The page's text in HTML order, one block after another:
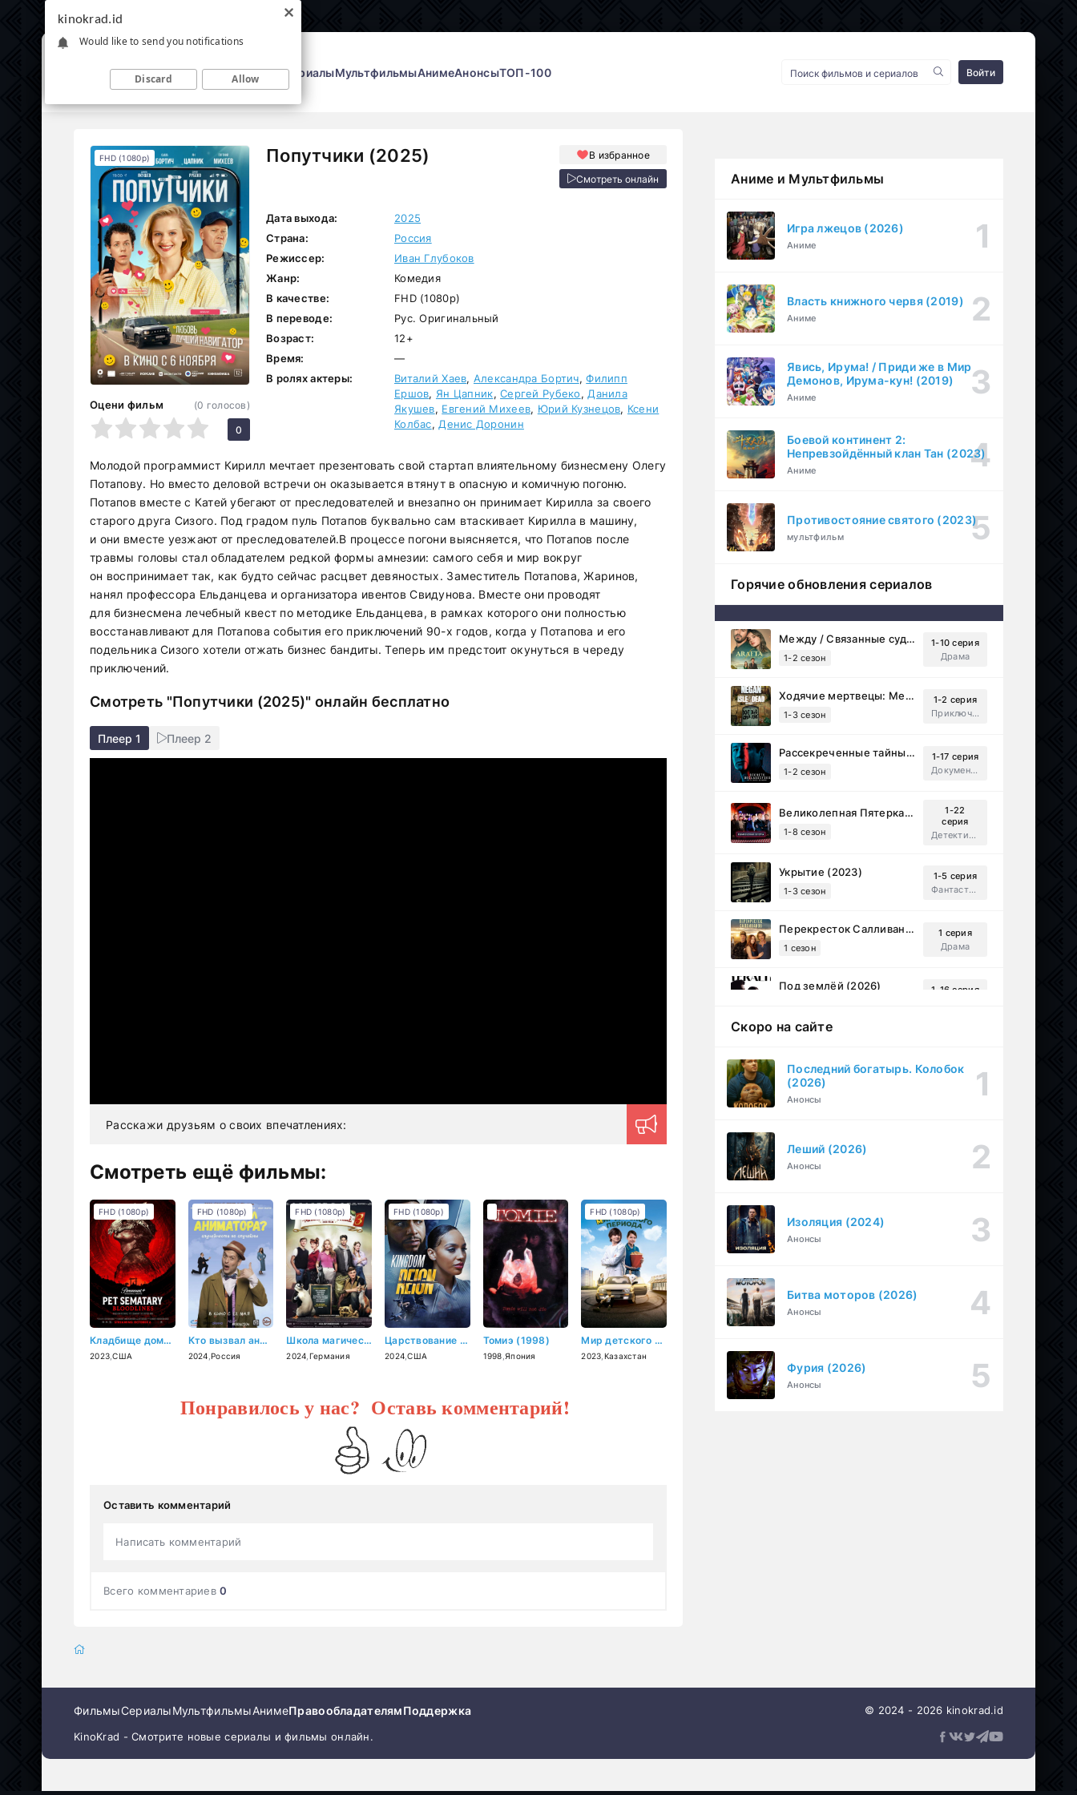
ФильмыСериалыМультфильмыАнимеАнонсыТОП-100 Войти
Попутчики (2025)
В избранное
Смотреть онлайн
FHD (1080p)
Оцени фильм
5
(0 голосов)
0
Дата выхода:
2025
Страна:
Россия
Режиссер:
Иван Глубоков
Жанр:
Комедия
В качестве:
FHD (1080p)
В переводе:
Рус. Оригинальный
Возраст:
12+
Время:
—
В ролях актеры:
Виталий Хаев, Александра Бортич,Филипп
Ершов, Ян Цапник,Сергей Рубеко, Данила
Якушев, Евгений Михеев, Юрий Кузнецов, Ксени
Колбас, Денис Доронин
Молодой программист Кирилл мечтает презентовать свой стартап влиятельному бизнесмену Олегу
Потапову. Но вместо деловой встречи он оказывается втянут в опасную и комичную погоню.
Потапов вместе с Катей убегают от преследователей и внезапно он принимает Кирилла за своего
старого друга Сизого. Под градом пуль Потапов буквально сам втаскивает Кирилла в машину,
и они вместе уезжают от преследователей.В процессе погони выясняется, что Потапов после
травмы головы стал обладателем редкой формы амнезии: самого себя и мир вокруг
он воспринимает так, как будто сейчас расцвет девяностых. Заместитель Потапова, Жаринов,
нанял профессора Ельданцева и организатора ивентов Свидунова. Вместе они проводят
для бизнесмена лечебный квест по методике Ельданцева, в рамках которого они полностью
восстанавливают для Потапова события его приключений 90-х годов, когда у Потапова и его
подельника Сизого хотели отжать бизнес бандиты. Теперь им предстоит окунуться в череду
приключений.
Смотреть "Попутчики (2025)" онлайн бесплатно
Плеер 1 Плеер 2
Расскажи друзьям о своих впечатлениях:
Смотреть ещё фильмы:
Кладбище домашних животных: Кровные узы (2023)
2023 ,США
FHD (1080p)
Кто вызвал аниматора? (2024)
2024 ,Россия
FHD (1080p)
Школа магических зверей 3 (2024)
2024 Германия
FHD (1080p)
Царствование (2024)
2024 ,США
FHD (1080p)
Томиэ (1998)
1998 Япония
Мир детского периода (2023)
2023 Казахстан
FHD (1080p)
Понравилось у нас? Оставь комментарий!
Оставить комментарий
Написать комментарий
Всего комментариев0
Аниме и Мультфильмы
Игра лжецов (2026)
Аниме
Власть книжного червя (2019)
Аниме
Явись, Ирума! / Приди же в Мир
Демонов, Ирума-кун! (2019)
Аниме
Боевой континент 2:
Непревзойдённый клан Тан (2023)
Аниме
Противостояние святого (2023)
мультфильм
Горячие обновления сериалов
Между / Связанные судьбой (2025)
1-2 сезон
1-10 серия
Драма
Ходячие мертвецы: Мертвый город (2023)
1-3 сезон
1-2 серия
Приключения, Ужасы, Триллер
Рассекреченные тайны с Дэвидом Духовны (2025)
1-2 сезон
1-17 серия
Документальный, Исторический, Sci-Fi
Великолепная Пятерка (2019)
1-8 сезон
1-22
серия
Детектив, Русский
Укрытие (2023)
1-3 сезон
1-5 серия
Фантастика, Триллер, Драма
Перекресток Салливанов (2023)
1 сезон
1 серия
Драма
Под землёй (2026)
1-16 серия
1-8 сезон
БиМ (2021)
Скоро на сайте
Последний богатырь. Колобок
(2026)
Анонсы
Леший (2026)
Анонсы
Изоляция (2024)
Анонсы
Битва моторов (2026)
Анонсы
Фурия (2026)
Анонсы
ФильмыСериалыМультфильмыАнимеПравообладателямПоддержка © 2024 - 2026 kinokrad.id
KinoKrad - Смотрите новые сериалы и фильмы онлайн.
kinokrad.id
Would like to send you notifications
Discard Allow